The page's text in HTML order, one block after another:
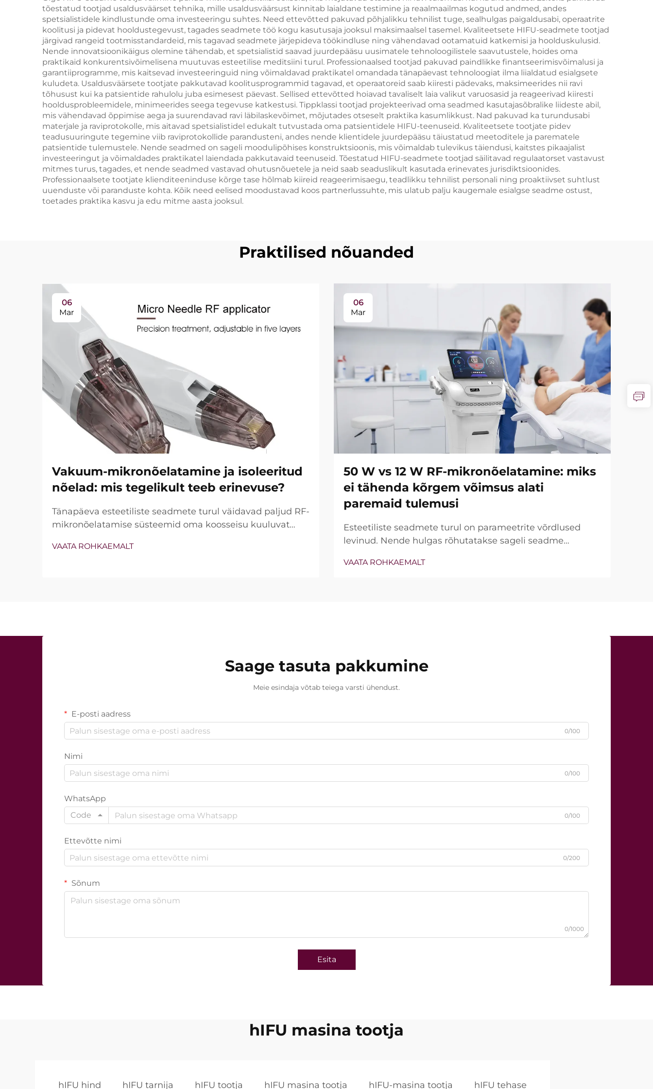
eemaldamiseks,
millel on
asendatavad kohtad
ja lainepikkused 755
nm, 808 nm, 940 nm
ja 1064 nm
õhukestamise masin
jahutustehnoloogiat,
cryoterapiat ja
kaalulangetust
nahas tõmbumise ja
pingutamise ning
näo raadiosagedusel
põhineva
kaalakaotuse ja keha
õhukese tegemisega
tõestatud tootjad usaldusväärset tehnika, mille usaldusväärsust kinnitab laialdane testimine ja reaalmaailmas kogutud andmed, andes
spetsialistidele kindlustunde oma investeeringu suhtes. Need ettevõtted pakuvad põhjalikku tehnilist tuge, sealhulgas paigaldusabi, operaatrite
koolitusi ja pidevat hooldustegevust, tagades seadmete töö kogu kasutusaja jooksul maksimaalsel tasemel. Kvaliteetsete HIFU-seadmete tootjad
järgivad rangeid tootmisstandardeid, mis tagavad seadmete järjepideva töökindluse ning vähendavad ootamatuid katkemisi ja hoolduskulusid.
Nende innovatsioonikäigus olemine tähendab, et spetsialistid saavad juurdepääsu uusimatele tehnoloogilistele saavutustele, hoides oma
praktikaid konkurentsivõimelisena muutuvas esteetilise meditsiini turul. Professionaalsed tootjad pakuvad paindlikke finantseerimisvõimalusi ja
garantiiprogramme, mis kaitsevad investeeringuid ning võimaldavad praktikatel omandada tänapäevast tehnoloogiat ilma liialdatud esialgsete
kuludeta. Usaldusväärsete tootjate pakkutavad koolitusprogrammid tagavad, et operaatoreid saab kiiresti pädevaks, maksimeerides nii ravi
tõhusust kui ka patsientide rahulolu juba esimesest päevast. Sellised ettevõtted hoiavad tavaliselt laia valikut varuosasid ja reageerivad kiiresti
hooldusprobleemidele, minimeerides seega tegevuse katkestusi. Tippklassi tootjad projekteerivad oma seadmed kasutajasõbralike liideste abil,
mis vähendavad õppimise aega ja suurendavad ravi läbilaskevõimet, mõjutades otseselt praktika kasumlikkust. Nad pakuvad ka turundusabi
materjale ja raviprotokolle, mis aitavad spetsialistidel edukalt tutvustada oma patsientidele HIFU-teenuseid. Kvaliteetsete tootjate pidev
teadusuuringute tegemine viib raviprotokollide parandusteni, andes nende klientidele juurdepääsu täiustatud meetoditele ja parematele
patsientide tulemustele. Nende seadmed on sageli moodulipõhises konstruktsioonis, mis võimaldab tulevikus täiendusi, kaitstes pikaajalist
investeeringut ja võimaldades praktikatel laiendada pakkutavaid teenuseid. Tõestatud HIFU-seadmete tootjad säilitavad regulaatorset vastavust
mitmes turus, tagades, et nende seadmed vastavad ohutusnõuetele ja neid saab seaduslikult kasutada erinevates jurisdiktsioonides.
Professionaalsete tootjate klienditeeninduse kõrge tase hõlmab kiireid reageerimisaegu, teadlikku tehnilist personali ning proaktiivset suhtlust
uuenduste või paranduste kohta. Kõik need eelised moodustavad koos partnerlussuhte, mis ulatub palju kaugemale esialgse seadme ostust,
toetades praktika kasvu ja edu mitme aasta jooksul.
Praktilised nõuanded
06
Mar
Vakuum-mikronõelatamine ja isoleeritud
nõelad: mis tegelikult teeb erinevuse?
Tänapäeva esteetiliste seadmete turul väidavad paljud RF-
mikronõelatamise süsteemid oma koosseisu kuuluvat
ei ole siiski lihtsalt see, kas need funktsioonid olemas on,
VAATA ROHKAEMALT
06
Mar
50 W vs 12 W RF-mikronõelatamine: miks
ei tähenda kõrgem võimsus alati
paremaid tulemusi
Esteetiliste seadmete turul on parameetrite võrdlused
levinud. Nende hulgas rõhutatakse sageli seadme
vaadeldes on aga tegelikkus päris teine. Paljude
VAATA ROHKAEMALT
Saage tasuta pakkumine
Meie esindaja võtab teiega varsti ühendust.
E-posti aadress
0/100
Nimi
0/100
WhatsApp
Code
0/100
Ettevõtte nimi
0/200
Sõnum
0/1000
Esita
hIFU masina tootja
hIFU hind hIFU tarnija hIFU tootja hIFU masina tootja hIFU-masina tootja hIFU tehase